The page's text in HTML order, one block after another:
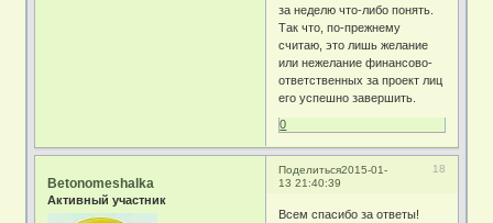
за неделю что-либо понять.
Так что, по-прежнему
считаю, это лишь желание
или нежелание финансово-
ответственных за проект лиц
его успешно завершить.
0
Поделиться 18
2015-01-
13 21:40:39
Betonomeshalka
Активный участник
Всем спасибо за ответы!